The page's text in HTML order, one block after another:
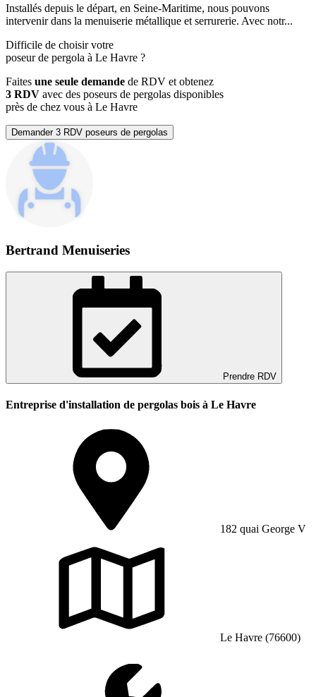
Installés depuis le départ, en Seine-Maritime, nous pouvons
intervenir dans la menuiserie métallique et serrurerie. Avec notr...
Difficile de choisir votre
poseur de pergola à Le Havre ?
Faites une seule demande de RDV et obtenez
3 RDV avec des poseurs de pergolas disponibles
près de chez vous à Le Havre
Demander 3 RDV poseurs de pergolas
Bertrand Menuiseries
Prendre RDV
Entreprise d'installation de pergolas bois à Le Havre
182 quai George V
Le Havre (76600)